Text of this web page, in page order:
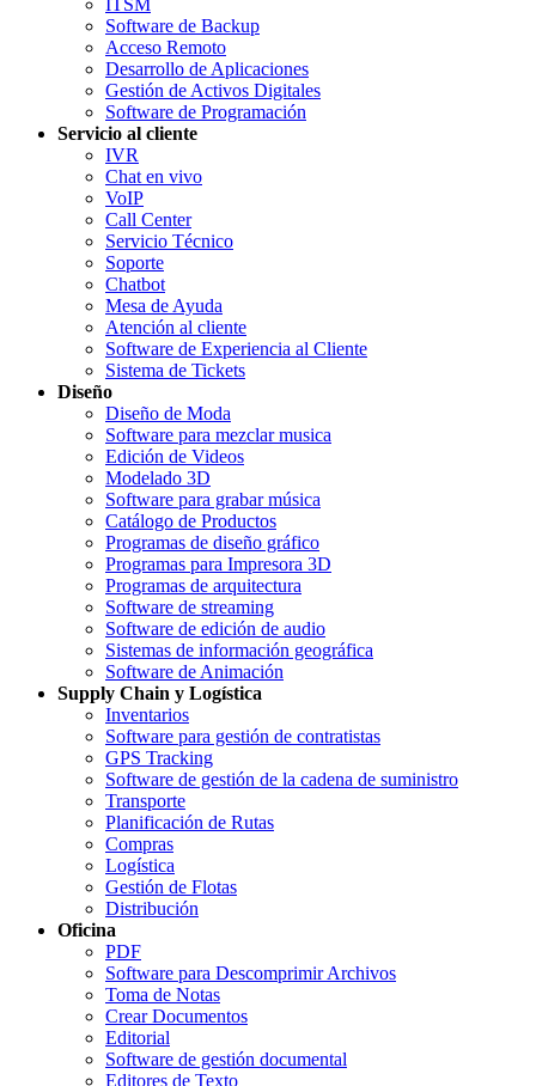
Software de Backup
Acceso Remoto
Desarrollo de Aplicaciones
Gestión de Activos Digitales
Software de Programación
Servicio al cliente
IVR
Chat en vivo
VoIP
Call Center
Servicio Técnico
Soporte
Chatbot
Mesa de Ayuda
Atención al cliente
Software de Experiencia al Cliente
Sistema de Tickets
Diseño
Diseño de Moda
Software para mezclar musica
Edición de Videos
Modelado 3D
Software para grabar música
Catálogo de Productos
Programas de diseño gráfico
Programas para Impresora 3D
Programas de arquitectura
Software de streaming
Software de edición de audio
Sistemas de información geográfica
Software de Animación
Supply Chain y Logística
Inventarios
Software para gestión de contratistas
GPS Tracking
Software de gestión de la cadena de suministro
Transporte
Planificación de Rutas
Compras
Logística
Gestión de Flotas
Distribución
Oficina
PDF
Software para Descomprimir Archivos
Toma de Notas
Crear Documentos
Editorial
Software de gestión documental
Editores de Texto